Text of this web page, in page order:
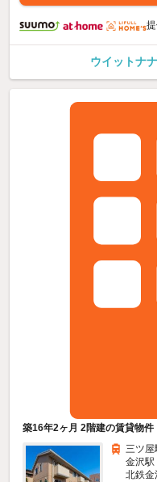
ウイットナ
築16年2ヶ月 2階建の賃貸物件
三ツ屋
金沢駅
北鉄金